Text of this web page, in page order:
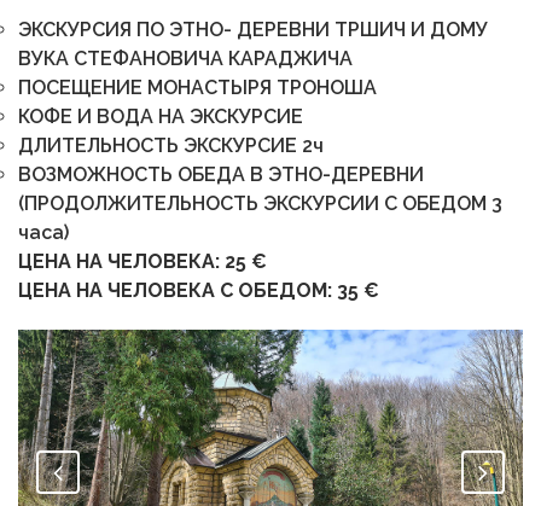
ЭКСКУРСИЯ ПО ЭТНО- ДЕРЕВНИ ТРШИЧ И ДОМУ
ВУКА СТЕФАНОВИЧА КАРАДЖИЧА
ПОСЕЩЕНИЕ МОНАСТЫРЯ ТРОНОША
КОФЕ И ВОДА НА ЭКСКУРСИЕ
ДЛИТЕЛЬНОСТЬ ЭКСКУРСИЕ 2ч
ВОЗМОЖНОСТЬ ОБЕДА В ЭТНО-ДЕРЕВНИ
(ПРОДОЛЖИТЕЛЬНОСТЬ ЭКСКУРСИИ С ОБЕДОМ 3
часа)
ЦЕНА НА ЧЕЛОВЕКА: 25 €
ЦЕНА НА ЧЕЛОВЕКА С ОБЕДОМ: 35 €